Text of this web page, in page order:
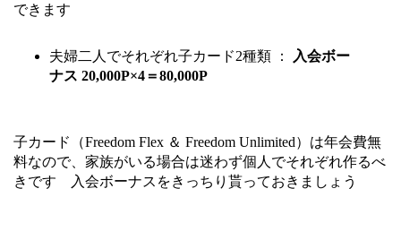
できます
夫婦二人でそれぞれ子カード2種類 ：
入会ボー
ナス 20,000P×4＝80,000P
子カード（Freedom Flex ＆ Freedom Unlimited）は年会費無
料なので、家族がいる場合は迷わず個人でそれぞれ作るべ
きです 入会ボーナスをきっちり貰っておきましょう